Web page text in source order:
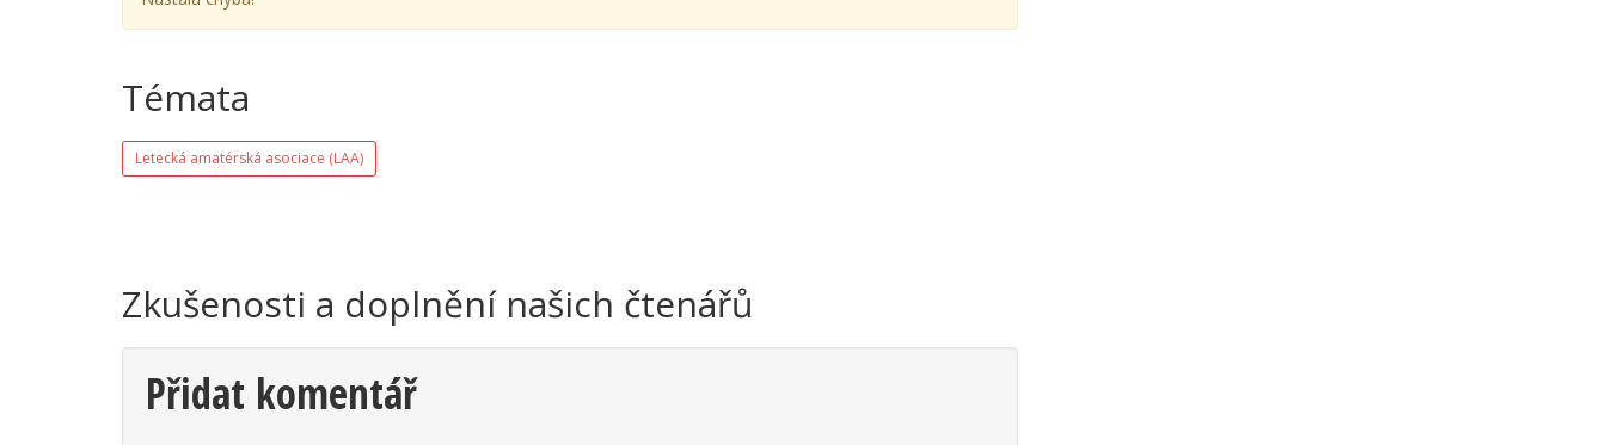
Témata
Letecká amatérská asociace (LAA)
Zkušenosti a doplnění našich čtenářů
Přidat komentář